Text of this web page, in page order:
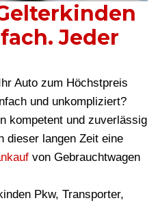
Jeder
Auto zum Höchstpreis
und unkompliziert?
kompetent und zuverlässig
dieser langen Zeit eine
von Gebrauchtwagen
Pkw, Transporter,